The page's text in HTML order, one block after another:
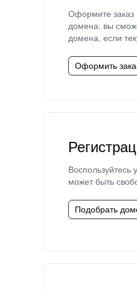
Оформите заказ
домена: вы
домена, если
Оформить
может быть
Подобрать